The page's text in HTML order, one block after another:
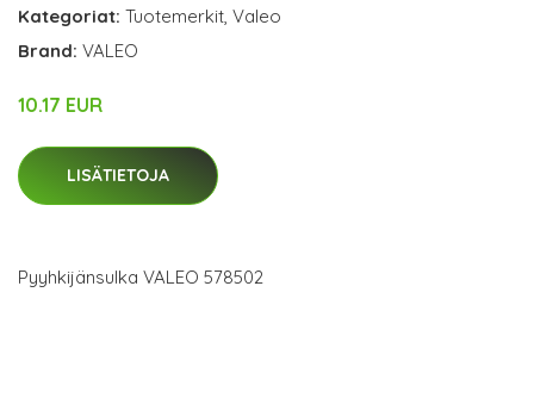
Kategoriat: Tuotemerkit, Valeo
Brand: VALEO
10.17 EUR
LISÄTIETOJA
Pyyhkijänsulka VALEO 578502